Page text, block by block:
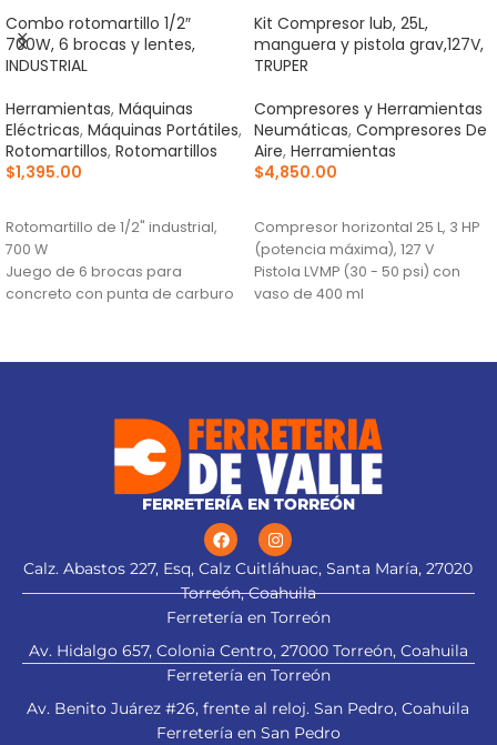
Combo rotomartillo 1/2″
700W, 6 brocas y lentes,
INDUSTRIAL
Herramientas, Máquinas
Eléctricas, Máquinas Portátiles,
Rotomartillos, Rotomartillos
$1,395.00
Rotomartillo de 1/2" industrial,
700 W
Juego de 6 brocas para
concreto con punta de carburo
elástica y recubrimiento
Kit Compresor lub, 25L,
manguera y pistola grav,127V,
TRUPER
Compresores y Herramientas
Neumáticas, Compresores De
Aire, Herramientas
$4,850.00
Compresor horizontal 25 L, 3 HP
(potencia máxima), 127 V
Pistola LVMP (30 - 50 psi) con
vaso de 400 ml
FERRETERÍA EN TORREÓN
Calz. Abastos 227, Esq, Calz Cuitláhuac, Santa María, 27020
Torreón, Coahuila
Ferretería en Torreón
Av. Hidalgo 657, Colonia Centro, 27000 Torreón, Coahuila
Ferretería en Torreón
Av. Benito Juárez #26, frente al reloj. San Pedro, Coahuila
Ferretería en San Pedro